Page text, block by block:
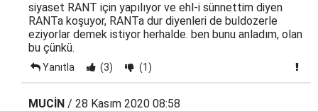
siyaset RANT için yapılıyor ve ehl-i sünnettim diyen
RANTa koşuyor, RANTa dur diyenleri de buldozerle
eziyorlar demek istiyor herhalde. ben bunu anladım, olan
bu çünkü.
Yanıtla (3) (1)
MUCİN / 28 Kasım 2020 08:58